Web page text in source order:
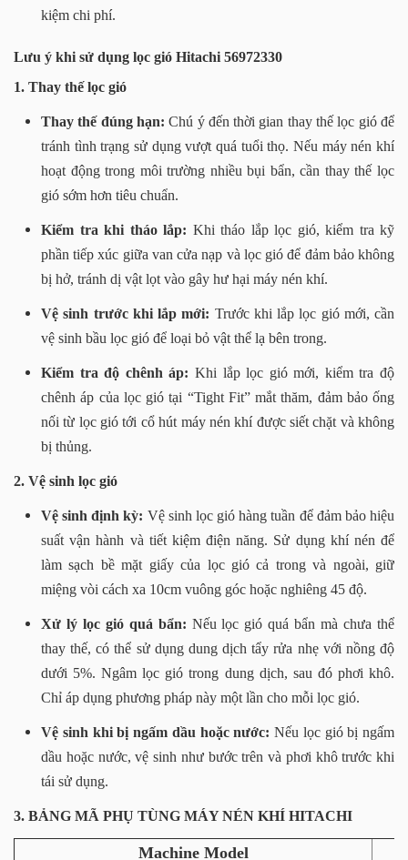
kiệm chi phí.
Lưu ý khi sử dụng lọc gió Hitachi 56972330
1. Thay thế lọc gió
Thay thế đúng hạn: Chú ý đến thời gian thay thế lọc gió để
tránh tình trạng sử dụng vượt quá tuổi thọ. Nếu máy nén khí
hoạt động trong môi trường nhiều bụi bẩn, cần thay thế lọc
gió sớm hơn tiêu chuẩn.
Kiểm tra khi tháo lắp: Khi tháo lắp lọc gió, kiểm tra kỹ
phần tiếp xúc giữa van cửa nạp và lọc gió để đảm bảo không
bị hở, tránh dị vật lọt vào gây hư hại máy nén khí.
Vệ sinh trước khi lắp mới: Trước khi lắp lọc gió mới, cần
vệ sinh bầu lọc gió để loại bỏ vật thể lạ bên trong.
Kiểm tra độ chênh áp: Khi lắp lọc gió mới, kiểm tra độ
chênh áp của lọc gió tại “Tight Fit” mắt thăm, đảm bảo ống
nối từ lọc gió tới cổ hút máy nén khí được siết chặt và không
bị thủng.
2. Vệ sinh lọc gió
Vệ sinh định kỳ: Vệ sinh lọc gió hàng tuần để đảm bảo hiệu
suất vận hành và tiết kiệm điện năng. Sử dụng khí nén để
làm sạch bề mặt giấy của lọc gió cả trong và ngoài, giữ
miệng vòi cách xa 10cm vuông góc hoặc nghiêng 45 độ.
Xử lý lọc gió quá bẩn: Nếu lọc gió quá bẩn mà chưa thể
thay thế, có thể sử dụng dung dịch tẩy rửa nhẹ với nồng độ
dưới 5%. Ngâm lọc gió trong dung dịch, sau đó phơi khô.
Chỉ áp dụng phương pháp này một lần cho mỗi lọc gió.
Vệ sinh khi bị ngấm dầu hoặc nước: Nếu lọc gió bị ngấm
dầu hoặc nước, vệ sinh như bước trên và phơi khô trước khi
tái sử dụng.
3. BẢNG MÃ PHỤ TÙNG MÁY NÉN KHÍ HITACHI
Machine Model